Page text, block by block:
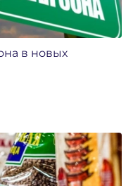
в новых